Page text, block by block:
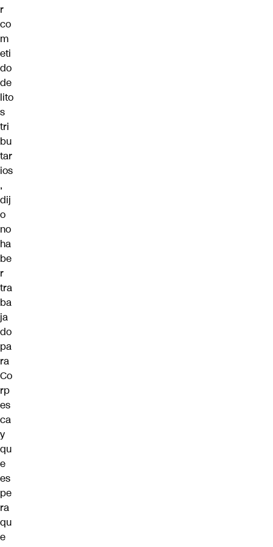
r
co
m
eti
do
de
lito
s
tri
bu
tar
ios
,
dij
o
no
ha
be
r
tra
ba
ja
do
pa
ra
Co
rp
es
ca
y
qu
e
es
pe
ra
qu
e